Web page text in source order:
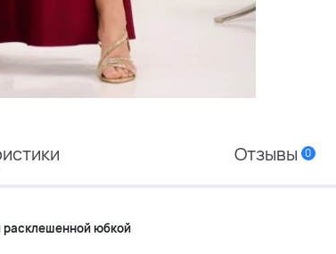
Отзывы 0
расклешенной юбкой